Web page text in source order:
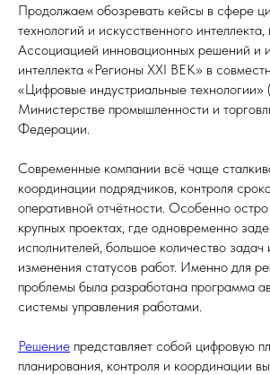
Продолжаем обозревать кейсы в сфере
технологий и искусственного
Ассоциацией инновационных решений и
интеллекта «Регионы XXI ВЕК» в
«Цифровые индустриальные
Министерстве промышленности и
Федерации.
Современные компании всё чаще
координации подрядчиков, контроля
оперативной отчётности. Особенно
крупных проектах, где одновременно
исполнителей, большое количество задач
изменения статусов работ. Именно для
проблемы была разработана программа
системы управления работами.
Решение представляет собой цифровую
планирования, контроля и координации